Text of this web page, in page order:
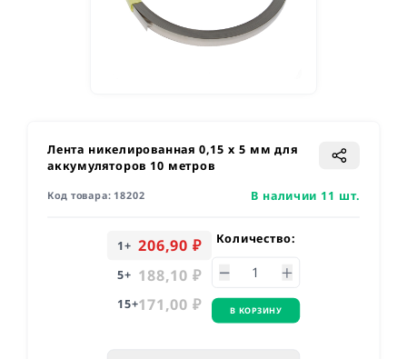
Лента никелированная 0,15 x 5 мм для
аккумуляторов 10 метров
Код товара: 18202 В наличии 11 шт.
1+ 206,90 ₽
5+ 188,10 ₽
15+171,00 ₽
Количество:
В КОРЗИНУ